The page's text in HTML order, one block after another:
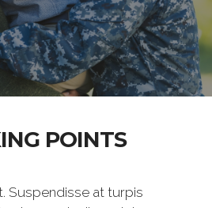
POINTS
Suspendisse at turpis